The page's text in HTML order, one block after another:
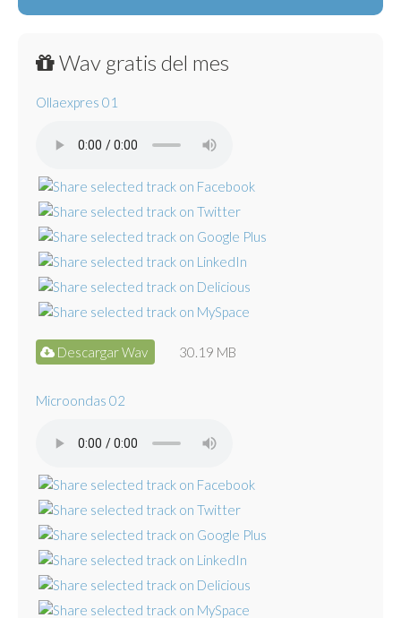
Wav gratis del mes
Ollaexpres 01
Descargar Wav 30.19 MB
Microondas 02